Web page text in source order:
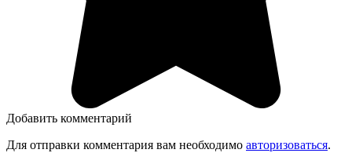
Добавить комментарий
Для отправки комментария вам необходимо авторизоваться.